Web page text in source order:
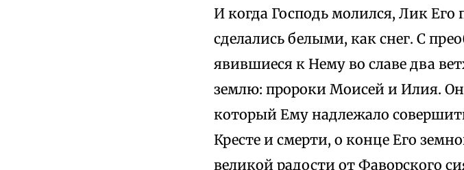
И когда Господь молился, Лик Его
сделались белыми, как снег. С
явившиеся к Нему во славе два
землю: пророки Моисей и Илия.
который Ему надлежало
Кресте и смерти, о конце Его
великой радости от Фаворского